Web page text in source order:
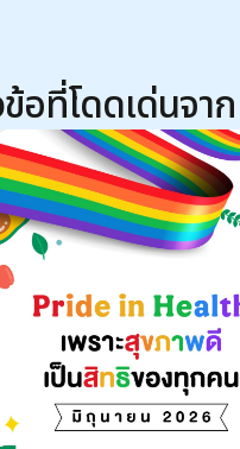
อที่โดดเด่นจ